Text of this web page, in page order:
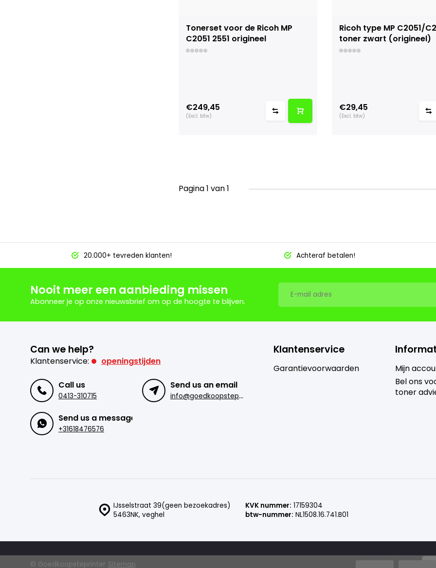
Tonerset voor de Ricoh MP
C2051 2551 origineel
€249,45
(Excl. btw)
Ricoh type MP C2051/
toner zwart (origineel)
€29,45
(Excl. btw)
Pagina 1 van 1
20.000+ tevreden klanten! Achteraf betalen!
Nooit meer een aanbieding missen
Abonneer je op onze nieuwsbrief om op de hoogte te blijven.
Can we help?
Klantenservice: openingstijden
Call us
0413-310715
Send us an email
i
nfo@goedkoopsteprinter.nl
Send us a message
+31618476576
Klantenservice
Garantievoorwaarden
Mijn
Bel ons
toner
IJsselstraat 39(geen bezoekadres)
5463NK, veghel
KVK nummer: 17159304
btw-nummer: NL1508.16.741.B01
© Goedkoopsteprinter Sitemap